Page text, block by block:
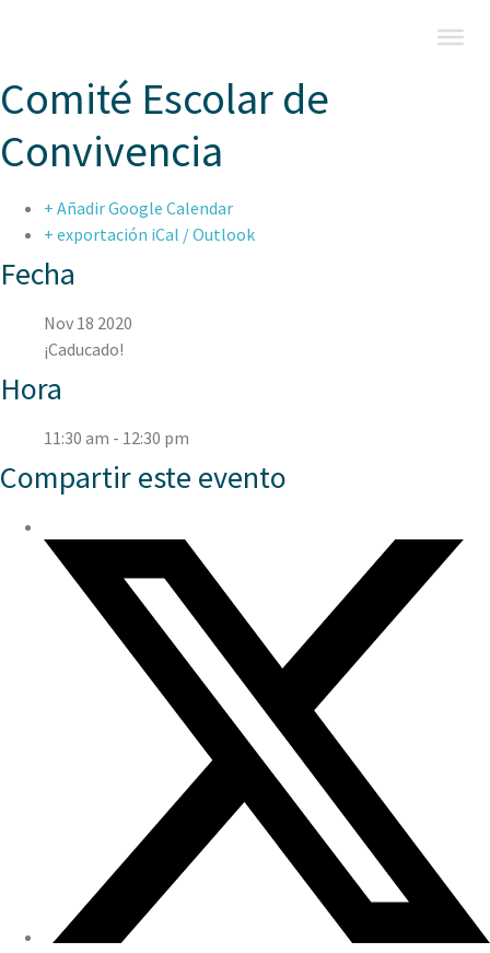
Comité Escolar de
Convivencia
+ Añadir Google Calendar
+ exportación iCal / Outlook
Fecha
Nov 18 2020
¡Caducado!
Hora
11:30 am - 12:30 pm
Compartir este evento